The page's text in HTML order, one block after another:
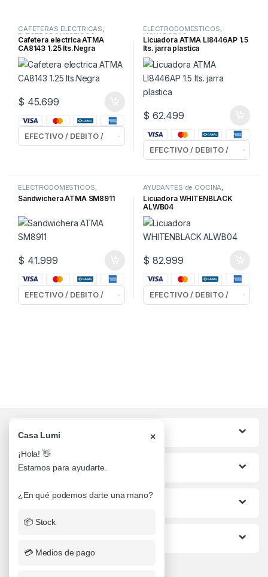
CAFETERAS ELECTRICAS,
ELECTRODOMESTICOS
Cafetera electrica ATMA
CA8143 1.25 lts.Negra
$ 45.699
ELECTRODOMESTICOS,
LICUADORAS
Licuadora ATMA LI8446AP 1.5
lts. jarra plastica
$ 62.499
ELECTRODOMESTICOS,
SANDWICHERAS
Sandwichera ATMA SM8911
$ 41.999
AYUDANTES de COCINA,
ELECTRODOMESTICOS,
LICUADORAS
Licuadora WHITENBLACK
ALWB04
$ 82.999
Categorias
Lo mas buscado
Informacion al Cliente
Casa Lumi ×
¡Hola! 👋
Estamos para ayudarte.
¿En qué podemos darte una mano?
📦 Stock
💳 Medios de pago